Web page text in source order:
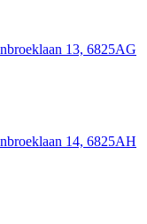
13, 6825AG
14, 6825AH